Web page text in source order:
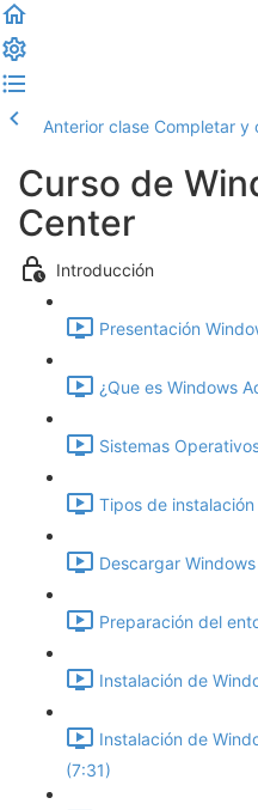
Anterior clase Completar y
Curso de
Center
Introducción
Presentación
¿Que es Windows
Sistemas
Tipos de
Descargar
Preparación del
Instalación de
Instalación de
(7:31)